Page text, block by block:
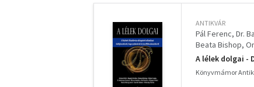
ANTIKVÁR
Pál Ferenc Dr.
Beata Bishop
F. Várkonyi
A lélek dolgai -
Könyvmámor